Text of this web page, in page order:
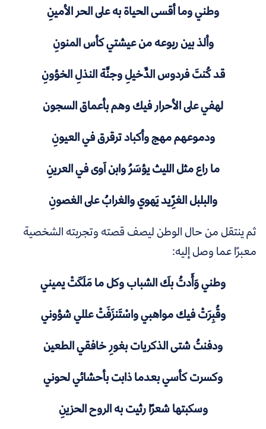
وطني وما أقسى الحياة به على الحر الأمينِ
وألذ بين ربوعه من عيشتي كأس المنونِ
قد كُنتَ فردوس الدَّخيلِ وجنَّة النذلِ الخؤونِ
لهفي على الأحرار فيك وهم بأعماق السجون
ودموعهم مهج وأكباد ترقرق في العيونِ
ما راع مثل الليث يؤسَرُ وابن آوى في العرينِ
والبلبل الغرِّيد يَهوي والغرابُ على الغصونِ
ثم ينتقل من حال الوطن ليصف قصته وتجربته الشخصية
معبرًا عما وصل إليه:
وطني وَأَدتُ بكَ الشباب وكل ما مَلَكَتْ يميني
وقُبِرَتْ فيك مواهبي واسْتَنزَفَتْ عللي شؤوني
ودفنتُ شتى الذكريات بغورِ خافقي الطعين
وكسرت كأسي بعدما ذابت بأحشائي لحوني
وسكبتها شعرًا رثيت به الروح الحزينِ